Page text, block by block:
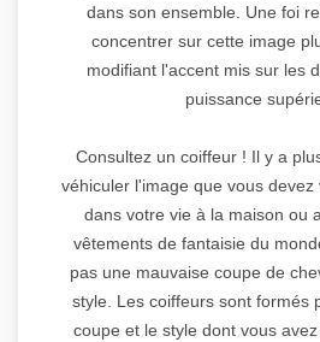
dans son ensemble. Une foi
concentrer sur cette image
modifiant l'accent mis sur les
puissance
Consultez un coiffeur ! Il y a
véhiculer l'image que vous devez
dans votre vie à la maison ou
vêtements de fantaisie du
pas une mauvaise coupe de
style. Les coiffeurs sont formés
coupe et le style dont vous